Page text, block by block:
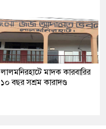
লালমনিরহাটে মাদক কারবারির
১০ বছর সশ্রম কারাদণ্ড